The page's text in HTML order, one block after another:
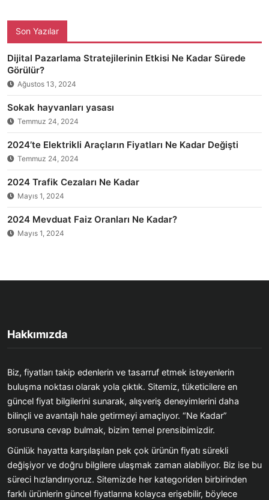
Son Yazılar
Dijital Pazarlama Stratejilerinin Etkisi Ne Kadar Sürede
Görülür?
Ağustos 13, 2024
Sokak hayvanları yasası
Temmuz 24, 2024
2024’te Elektrikli Araçların Fiyatları Ne Kadar Değişti
Temmuz 24, 2024
2024 Trafik Cezaları Ne Kadar
Mayıs 1, 2024
2024 Mevduat Faiz Oranları Ne Kadar?
Mayıs 1, 2024
Hakkımızda
Biz, fiyatları takip edenlerin ve tasarruf etmek isteyenlerin
buluşma noktası olarak yola çıktık. Sitemiz, tüketicilere en
güncel fiyat bilgilerini sunarak, alışveriş deneyimlerini daha
bilinçli ve avantajlı hale getirmeyi amaçlıyor. “Ne Kadar”
sorusuna cevap bulmak, bizim temel prensibimizdir.
Günlük hayatta karşılaşılan pek çok ürünün fiyatı sürekli
değişiyor ve doğru bilgilere ulaşmak zaman alabiliyor. Biz ise bu
süreci hızlandırıyoruz. Sitemizde her kategoriden birbirinden
farklı ürünlerin güncel fiyatlarına kolayca erişebilir, böylece